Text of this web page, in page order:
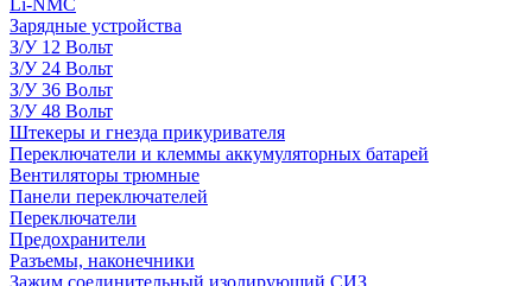
Li-NMC
Зарядные устройства
З/У 12 Вольт
З/У 24 Вольт
З/У 36 Вольт
З/У 48 Вольт
Штекеры и гнезда прикуривателя
Переключатели и клеммы аккумуляторных батарей
Вентиляторы трюмные
Панели переключателей
Переключатели
Предохранители
Разъемы, наконечники
Зажим соединительный изолирующий СИЗ